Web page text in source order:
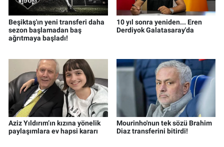
Beşiktaş'ın yeni transferi daha
sezon başlamadan baş
ağrıtmaya başladı!
10 yıl sonra yeniden... Eren
Derdiyok Galatasaray'da
Aziz Yıldırım’ın kızına yönelik
paylaşımlara ev hapsi kararı
Mourinho'nun tek sözü Brahim
Diaz transferini bitirdi!